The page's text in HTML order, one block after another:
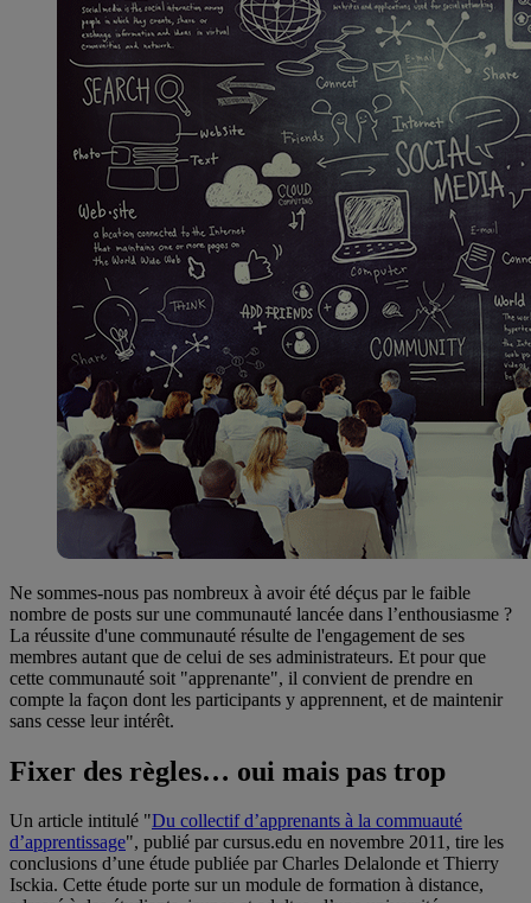
Ne sommes-nous pas nombreux à avoir été déçus par le faible
nombre de posts sur une communauté lancée dans l’enthousiasme ?
La réussite d'une communauté résulte de l'engagement de ses
membres autant que de celui de ses administrateurs. Et pour que
cette communauté soit "apprenante", il convient de prendre en
compte la façon dont les participants y apprennent, et de maintenir
sans cesse leur intérêt.
Fixer des règles… oui mais pas trop
Un article intitulé "Du collectif d’apprenants à la commuauté
d’apprentissage", publié par cursus.edu en novembre 2011, tire les
conclusions d’une étude publiée par Charles Delalonde et Thierry
Isckia. Cette étude porte sur un module de formation à distance,